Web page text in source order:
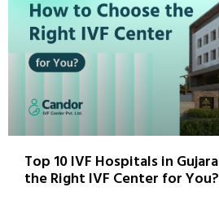
Top 10 IVF Hospitals in
the Right IVF Center for You?